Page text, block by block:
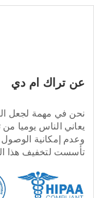
عن تراك ام دي
نحن في مهمة لجعل
يعاني الناس يوميا
وعدم إمكانية
تأسست لتخفيف هذا